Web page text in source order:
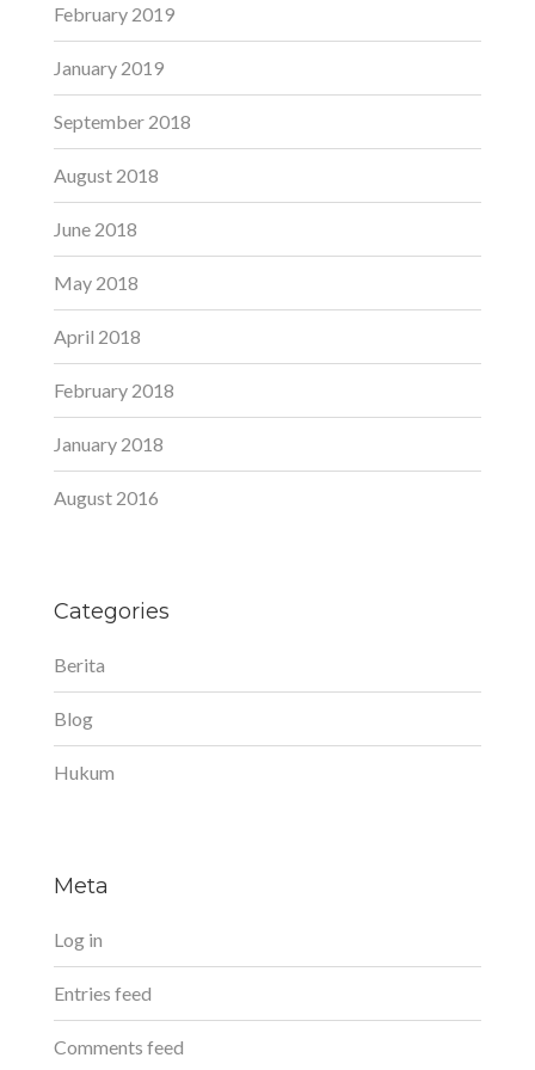
February 2019
January 2019
September 2018
August 2018
June 2018
May 2018
April 2018
February 2018
January 2018
August 2016
Categories
Berita
Blog
Hukum
Meta
Log in
Entries feed
Comments feed